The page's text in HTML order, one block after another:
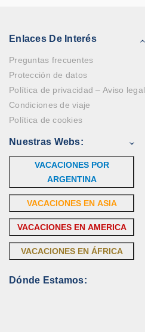
Enlaces De Interés
Preguntas frecuentes
Protección de datos
Política de privacidad – Aviso legal
Condiciones de viaje
Política de cookies
Nuestras Webs:
VACACIONES POR
ARGENTINA
VACACIONES EN ASIA
VACACIONES EN AMERICA
VACACIONES EN ÁFRICA
Dónde Estamos: